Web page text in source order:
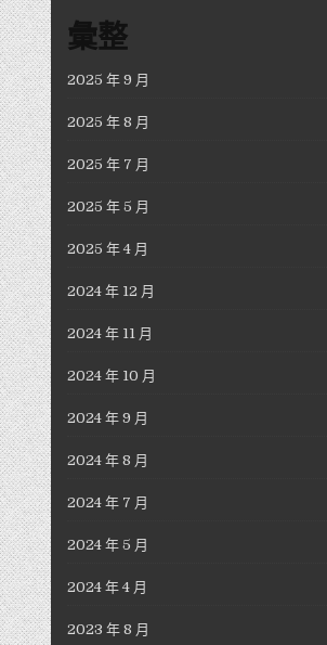
彙整
2025 年 9 月
2025 年 8 月
2025 年 7 月
2025 年 5 月
2025 年 4 月
2024 年 12 月
2024 年 11 月
2024 年 10 月
2024 年 9 月
2024 年 8 月
2024 年 7 月
2024 年 5 月
2024 年 4 月
2023 年 8 月